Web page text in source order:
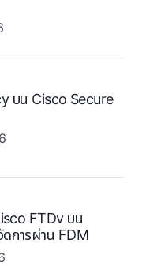
บน Cisco Secure
FTDv บน
การผ่าน FDM